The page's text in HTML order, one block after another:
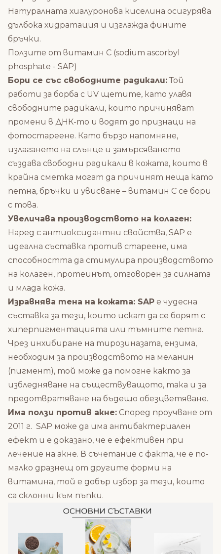
Натуралната хиалуронова киселина осигурява
дълбока хидратация и изглажда фините
бръчки.
Ползите от витамин С (sodium ascorbyl
phosphate - SAP)
Бори се със свободните радикали: Той
работи за борба с UV щетите, като улавя
свободните радикали, които причиняват
промени в ДНК-то и водят до признаци на
фотостареене. Като бързо напомняне,
излагането на слънце и замърсяването
създава свободни радикали в кожата, които в
крайна сметка могат да причинят неща като
петна, бръчки и увисване – витамин С се бори
с това.
Увеличава производството на колаген:
Наред с антиоксидантни свойства, SAP е
идеална съставка против стареене, има
способността да стимулира производството
на колаген, протеинът, отговорен за силната
и млада кожа.
Изравнява тена на кожата: SAP е чудесна
съставка за тези, които искат да се борят с
хиперпигментацията или тъмните петна.
Чрез инхибиране на тирозиназата, ензима,
необходим за производството на меланин
(пигмент), той може да помогне както за
избледняване на съществуващото, така и за
предотвратяване на бъдещо обезцветяване.
Има ползи против акне: Според проучване от
2011 г. SAP може да има антибактериален
ефект и е доказано, че е ефективен при
лечение на акне. В съчетание с факта, че е по-
малко дразнещ от другите форми на
витамина, той е добър избор за тези, които
са склонни към пъпки.